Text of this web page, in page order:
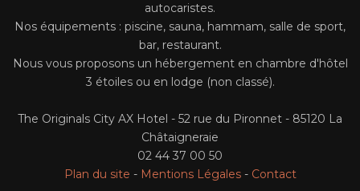
Restaurant Et Petit-Déjeuner
autocaristes.
Nos équipements : piscine, sauna, hammam, salle de sport,
bar, restaurant.
Nous vous proposons un hébergement en chambre d'hôtel
3 étoiles ou en lodge (non classé).
The Originals City AX Hotel - 52 rue du Pironnet - 85120 La
Châtaigneraie
02 44 37 00 50
Plan du site - Mentions Légales- Contact